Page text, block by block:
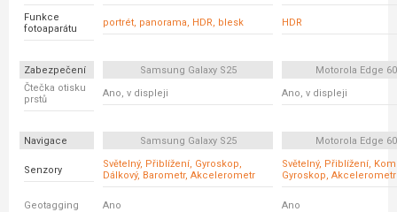
Funkce
fotoaparátu
portrét, panorama, HDR, blesk HDR
Zabezpečení Samsung Galaxy S25
Motorola Edge
Čtečka otisku
prstů
Ano, v displeji Ano, v displeji
Navigace Samsung Galaxy S25 Motorola Edge
Senzory
Světelný, Přiblížení, Gyroskop,
Dálkový, Barometr, Akcelerometr
Světelný, Přiblížení,
Gyroskop, Akcelerometr
Geotagging Ano Ano